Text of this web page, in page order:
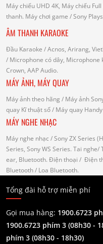
Máy chiếu UHD 4K, Máy chiếu Full
thanh. Máy chơi game / Sony
ÂM THANH KARAOKE
Đầu Karaoke / Acnos, Arirang,
/ Microphone có dây, Microphone
Crown, AAP Audio.
MÁY ẢNH, MÁY QUAY
Máy ảnh theo hãng / Máy ảnh
quay Kĩ thuật số/ Máy quay
MÁY NGHE NHẠC
Máy nghe nhạc / Sony ZX Series
Series, Sony WS Series. Tai nghe/
ear, Bluetooth. Điện thoại / Điện
Bluetooth/ Loa Bluetooth.
Tổng đài hỗ trợ miễn phí
Gọi mua hàng: 1900.6723
1900.6723 phím 3 (08h30 -
phím 3 (08h30 - 18h30)